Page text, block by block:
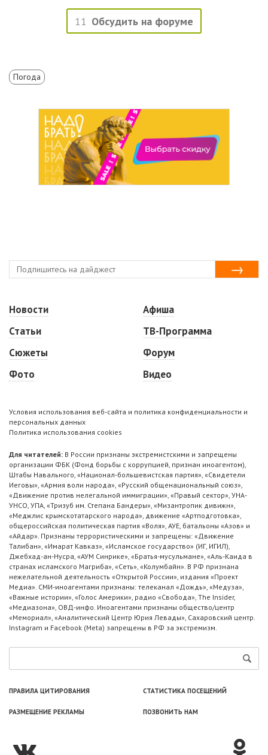
11 Обсудить на форуме
Погода
Новости
Статьи
Сюжеты
Фото
Афиша
ТВ-Программа
Форум
Видео
Условия использования веб-сайта и политика конфиденциальности и
персональных данных
Политика использования cookies
Для читателей: В России признаны экстремистскими и запрещены
организации ФБК (Фонд борьбы с коррупцией, признан иноагентом),
Штабы Навального, «Национал-большевистская партия», «Свидетели
Иеговы», «Армия воли народа», «Русский общенациональный союз»,
«Движение против нелегальной иммиграции», «Правый сектор», УНА-
УНСО, УПА, «Тризуб им. Степана Бандеры», «Мизантропик дивижн»,
«Меджлис крымскотатарского народа», движение «Артподготовка»,
общероссийская политическая партия «Воля», АУЕ, батальоны «Азов» и
«Айдар». Признаны террористическими и запрещены: «Движение
Талибан», «Имарат Кавказ», «Исламское государство» (ИГ, ИГИЛ),
Джебхад-ан-Нусра, «АУМ Синрике», «Братья-мусульмане», «Аль-Каида в
странах исламского Магриба», «Сеть», «Колумбайн». В РФ признана
нежелательной деятельность «Открытой России», издания «Проект
Медиа». СМИ-иноагентами признаны: телеканал «Дождь», «Медуза»,
«Важные истории», «Голос Америки», радио «Свобода», The Insider,
«Медиазона», ОВД-инфо. Иноагентами признаны общество/центр
«Мемориал», «Аналитический Центр Юрия Левады», Сахаровский центр.
Instagram и Facebook (Metа) запрещены в РФ за экстремизм.
ПРАВИЛА ЦИТИРОВАНИЯ СТАТИСТИКА ПОСЕЩЕНИЙ
РАЗМЕЩЕНИЕ РЕКЛАМЫ ПОЗВОНИТЬ НАМ